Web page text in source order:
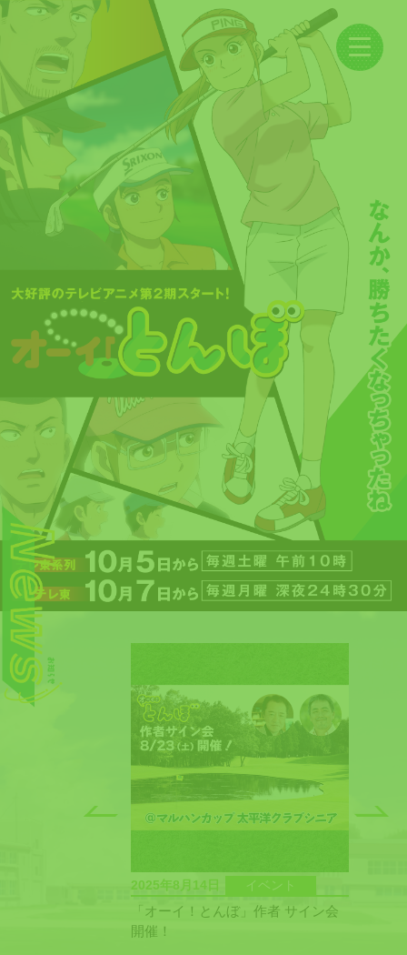
News
On Air
Introduction
Story
Staff/Cast
Character
Music
Movie
Goods
Special
2025年8月14日 イベント
「オーイ！とんぼ」作者 サイン会
開催！